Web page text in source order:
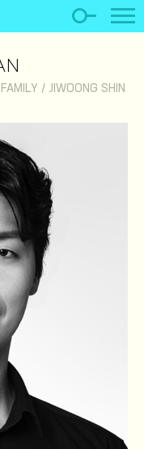
/ JIWOONG SHIN